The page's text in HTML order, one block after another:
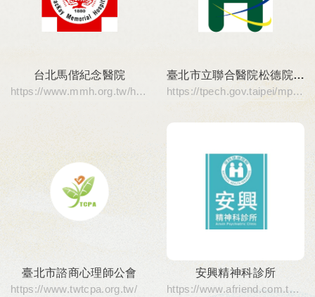
台北馬偕紀念醫院
https://www.mmh.org.tw/home.php?area=tp
臺北市立聯合醫院松德院區
https://tpech.gov.taipei/mp109201/
臺北市諮商心理師公會
https://www.twtcpa.org.tw/
安興精神科診所
https://www.afriend.com.tw/ap-clinic.php